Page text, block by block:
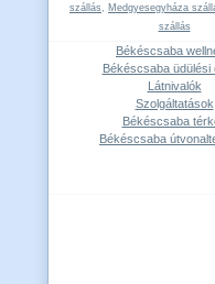
szállás, Medgyesegyháza
szállás
Békéscsaba
Békéscsaba üdülési
Látnivalók
Szolgáltatások
Békéscsaba
Békéscsaba